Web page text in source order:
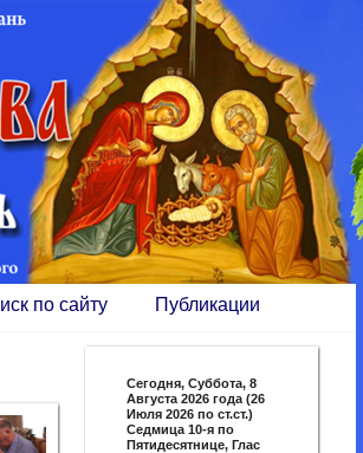
по сайту Публикации
Сегодня, Суббота, 8
Августа 2026 года (26
Июля 2026 по ст.ст.)
Седмица 10-я по
Пятидесятнице, Глас